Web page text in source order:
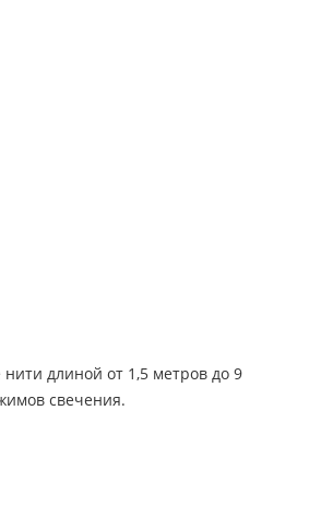
длиной от 1,5 метров до 9
свечения.